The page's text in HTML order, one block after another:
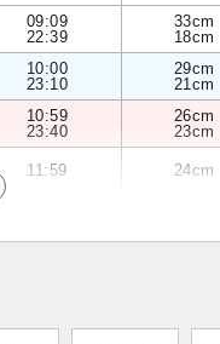
09:09
22:39
33cm
18cm
10:00
23:10
29cm
21cm
10:59
23:40
26cm
23cm
11:59 24cm